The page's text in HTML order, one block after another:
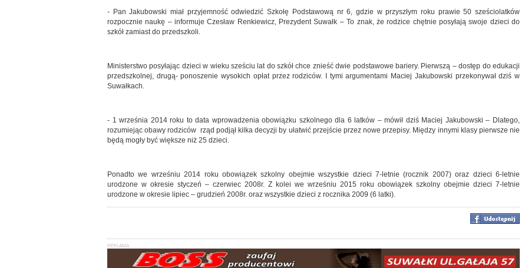
- Pan Jakubowski miał przyjemność odwiedzić Szkołę Podstawową nr 6, gdzie w przyszłym roku prawie 50 sześciolatków
rozpocznie naukę – informuje Czesław Renkiewicz, Prezydent Suwałk – To znak, że rodzice chętnie posyłają swoje dzieci do
szkół zamiast do przedszkoli.
Ministerstwo posyłając dzieci w wieku sześciu lat do szkół chce znieść dwie podstawowe bariery. Pierwszą – dostęp do edukacji
przedszkolnej, drugą- ponoszenie wysokich opłat przez rodziców. I tymi argumentami Maciej Jakubowski przekonywał dziś w
Suwałkach.
- 1 września 2014 roku to data wprowadzenia obowiązku szkolnego dla 6 latków – mówił dziś Maciej Jakubowski – Dlatego,
rozumiejąc obawy rodziców rząd podjął kilka decyzji by ułatwić przejście przez nowe przepisy. Między innymi klasy pierwsze nie
będą mogły być większe niż 25 dzieci.
Ponadto we wrześniu 2014 roku obowiązek szkolny obejmie wszystkie dzieci 7-letnie (rocznik 2007) oraz dzieci 6-letnie
urodzone w okresie styczeń – czerwiec 2008r. Z kolei we wrześniu 2015 roku obowiązek szkolny obejmie dzieci 7-letnie
urodzone w okresie lipiec – grudzień 2008r. oraz wszystkie dzieci z rocznika 2009 (6 latki).